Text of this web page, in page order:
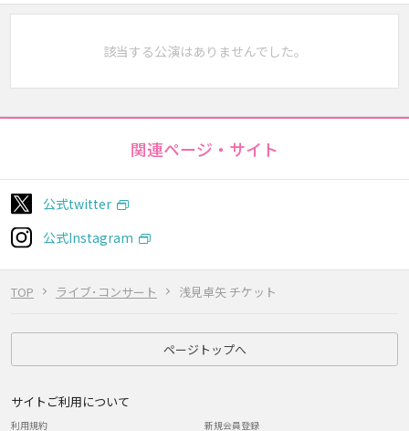
TOP ライブ･コンサート 浅見卓矢 チケット
該当する公演はありませんでした。
関連ページ・サイト
公式twitter
公式Instagram
ページトップへ
サイトご利用について
利用規約
新規会員登録